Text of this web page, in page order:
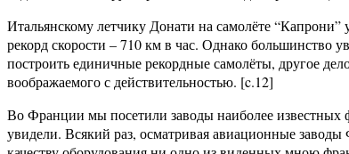
Итальянскому летчику Донати на самолёте
рекорд скорости – 710 км в час. Однако
построить единичные рекордные самолёты, другое
воображаемого с действительностью. [c.12]
Во Франции мы посетили заводы наиболее известных
увидели. Всякий раз, осматривая авиационные